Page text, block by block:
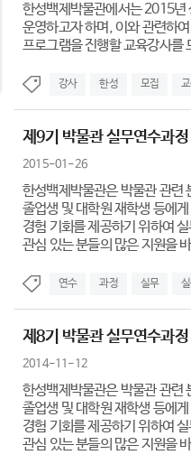
한성백제박물관에서는 2015년
운영하고자 하며, 이와 관련하
프로그램을 진행할 교육강사를
강사 한성 모집
제9기 박물관 실무연수과
2015-01-26
한성백제박물관은 박물관 관련
졸업생 및 대학원 재학생 등에
경험 기회를 제공하기 위하여
관심 있는 분들의 많은 지원을
연수 과정 실무
제8기 박물관 실무연수과
2014-11-12
한성백제박물관은 박물관 관련
졸업생 및 대학원 재학생 등에
경험 기회를 제공하기 위하여
관심 있는 분들의 많은 지원을